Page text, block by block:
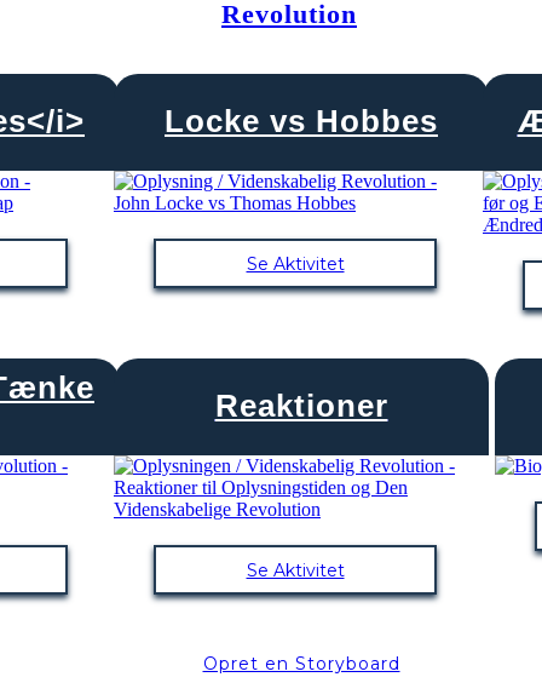
Revolution
i> Locke vs Hobbes
Se Aktivitet
Reaktioner
Se Aktivitet
Opret en Storyboard